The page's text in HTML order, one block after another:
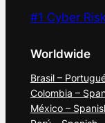
#1 Cyber
Worldwide
Brasil –
Colombia –
México –